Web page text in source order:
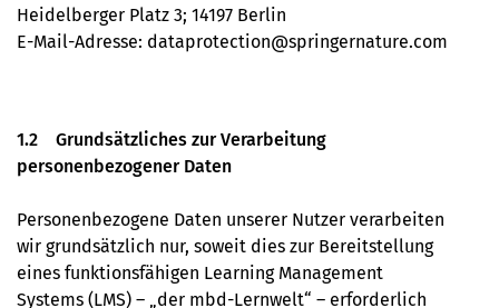
Heidelberger Platz 3; 14197 Berlin
E-Mail-Adresse: dataprotection@springernature.com
1.2 Grundsätzliches zur Verarbeitung
personenbezogener Daten
Personenbezogene Daten unserer Nutzer verarbeiten
wir grundsätzlich nur, soweit dies zur Bereitstellung
eines funktionsfähigen Learning Management
Systems (LMS) – „der mbd-Lernwelt“ – erforderlich